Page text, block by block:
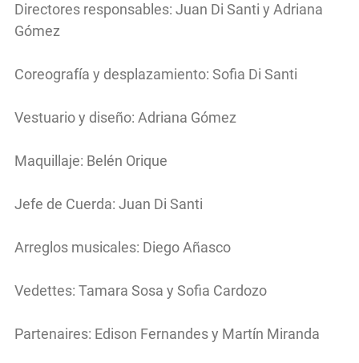
Directores responsables: Juan Di Santi y Adriana
Gómez
Coreografía y desplazamiento: Sofia Di Santi
Vestuario y diseño: Adriana Gómez
Maquillaje: Belén Orique
Jefe de Cuerda: Juan Di Santi
Arreglos musicales: Diego Añasco
Vedettes: Tamara Sosa y Sofia Cardozo
Partenaires: Edison Fernandes y Martín Miranda